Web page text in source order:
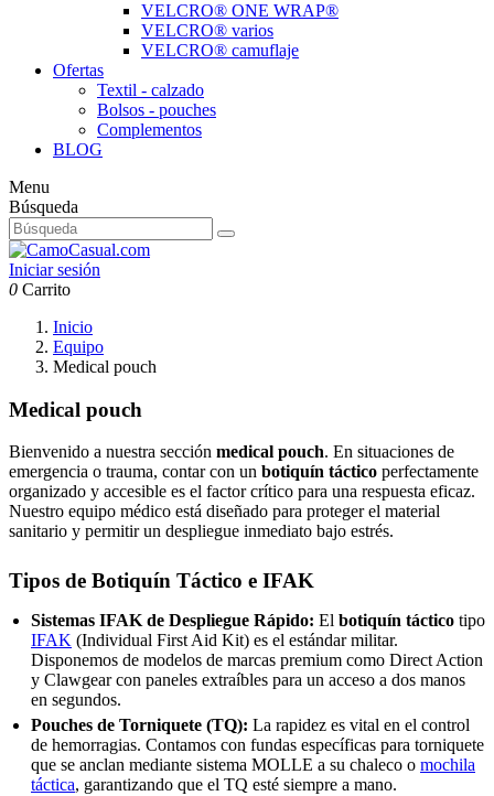
VELCRO® ONE WRAP®
VELCRO® varios
VELCRO® camuflaje
Ofertas
Textil - calzado
Bolsos - pouches
Complementos
BLOG
Menu
Búsqueda
Iniciar sesión
0 Carrito
Inicio
Equipo
Medical pouch
Medical pouch
Bienvenido a nuestra sección medical pouch. En situaciones de
emergencia o trauma, contar con un botiquín táctico perfectamente
organizado y accesible es el factor crítico para una respuesta eficaz.
Nuestro equipo médico está diseñado para proteger el material
sanitario y permitir un despliegue inmediato bajo estrés.
Tipos de Botiquín Táctico e IFAK
Sistemas IFAK de Despliegue Rápido: El botiquín táctico tipo
IFAK (Individual First Aid Kit) es el estándar militar.
Disponemos de modelos de marcas premium como Direct Action
y Clawgear con paneles extraíbles para un acceso a dos manos
en segundos.
Pouches de Torniquete (TQ): La rapidez es vital en el control
de hemorragias. Contamos con fundas específicas para torniquete
que se anclan mediante sistema MOLLE a su chaleco o mochila
táctica, garantizando que el TQ esté siempre a mano.